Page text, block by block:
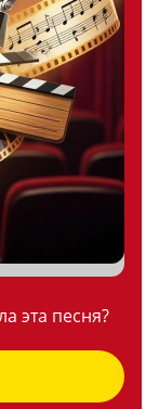
эта песня?